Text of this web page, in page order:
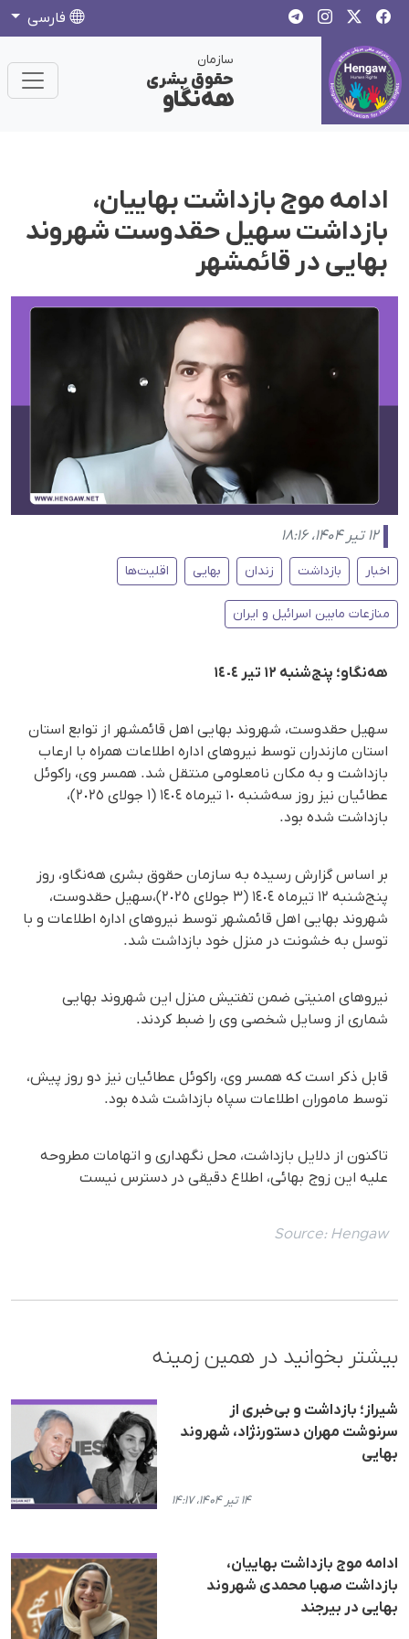
فارسی
سازمان
حقوق بشری
هەنگاو
ادامه موج بازداشت بهاییان،
بازداشت سهیل حقدوست شهروند
بهایی در قائمشهر
۱۲ تیر ۱۴۰۴، ۱۸:۱۶
اخبار بازداشت زندان بهایی اقلیت‌ها
منازعات مابین اسرائیل و ایران
هەنگاو؛ پنج‌شنبە ١٢ تیر ١٤٠٤
سهیل حقدوست، شهروند بهایی اهل قائمشهر از توابع استان
استان مازندران توسط نیروهای اداره اطلاعات همراه با ارعاب
بازداشت و به مکان نامعلومی منتقل شد. همسر وی، راکوئل
عطائیان نیز روز سه‌شنبه ١٠ تیرماه ١٤٠٤ (١ جولای ٢٠٢٥)،
بازداشت شدە بود.
بر اساس گزارش رسیده به سازمان حقوق بشری هه‌نگاو، روز
پنج‌شنبه ١٢ تیرماه ١٤٠٤ (٣ جولای ٢٠٢٥)،سهیل حقدوست،
شهروند بهایی اهل قائمشهر توسط نیروهای ادارە اطلاعات و با
توسل بە خشونت در منزل خود بازداشت شد.
نیروهای امنیتی ضمن تفتیش منزل این شهروند بهایی
شماری از وسایل شخصی وی را ضبط کردند.
قابل ذکر است کە همسر وی، راکوئل عطائیان نیز دو روز پیش،
توسط ماموران اطلاعات سپاه بازداشت شدە بود.
تاکنون از دلایل بازداشت، محل نگهداری و اتهامات مطروحه
علیه این زوج بهائی، اطلاع دقیقی در دسترس نیست
Source: Hengaw
بیشتر بخوانید در همین زمینه
شیراز؛ بازداشت و بی‌خبری از
سرنوشت مهران دستورنژاد، شهروند
بهایی
۱۴ تیر ۱۴۰۴، ۱۴:۱۷
ادامه موج بازداشت بهاییان،
بازداشت صهبا محمدی شهروند
بهایی در بیرجند